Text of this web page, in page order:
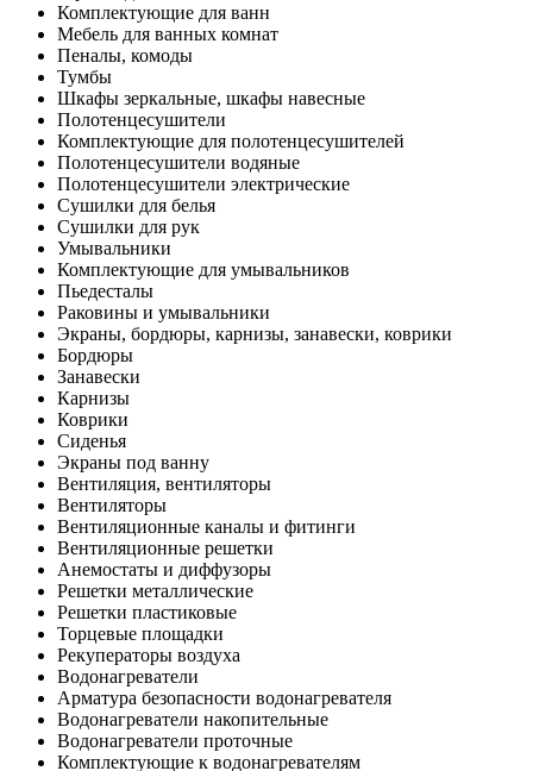
Комплектующие для ванн
Мебель для ванных комнат
Пеналы, комоды
Тумбы
Шкафы зеркальные, шкафы навесные
Полотенцесушители
Комплектующие для полотенцесушителей
Полотенцесушители водяные
Полотенцесушители электрические
Сушилки для белья
Сушилки для рук
Умывальники
Комплектующие для умывальников
Пьедесталы
Раковины и умывальники
Экраны, бордюры, карнизы, занавески, коврики
Бордюры
Занавески
Карнизы
Коврики
Сиденья
Экраны под ванну
Вентиляция, вентиляторы
Вентиляторы
Вентиляционные каналы и фитинги
Вентиляционные решетки
Анемостаты и диффузоры
Решетки металлические
Решетки пластиковые
Торцевые площадки
Рекуператоры воздуха
Водонагреватели
Арматура безопасности водонагревателя
Водонагреватели накопительные
Водонагреватели проточные
Комплектующие к водонагревателям